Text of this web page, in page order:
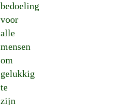
bedoeling
voor
alle
mensen
om
gelukkig
te
zijn